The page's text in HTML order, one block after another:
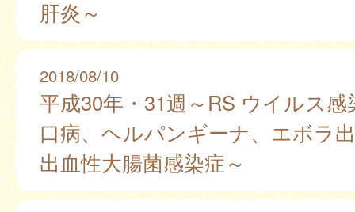
肝炎～
2018/08/10
平成30年・31週～RS ウイルス感
口病、ヘルパンギーナ、エボラ
出血性大腸菌感染症～